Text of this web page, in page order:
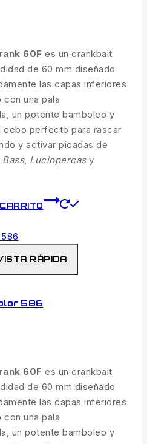
60F es un crankbait
de 60 mm diseñado
las capas inferiores
con una pala
un potente bamboleo y
cebo perfecto para rascar
y activar picadas de
, Luciopercasy
RÁPIDA
586
60F es un crankbait
de 60 mm diseñado
las capas inferiores
con una pala
un potente bamboleo y